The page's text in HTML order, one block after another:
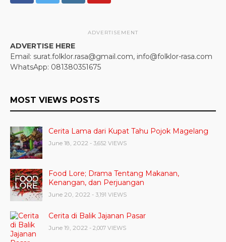
ADVERTISEMENT
ADVERTISE HERE
Email: surat.folklor.rasa@gmail.com, info@folklor-rasa.com
WhatsApp: 081380351675
MOST VIEWS POSTS
Cerita Lama dari Kupat Tahu Pojok Magelang
June 18, 2022 - 3,652 VIEWS
Food Lore; Drama Tentang Makanan,
Kenangan, dan Perjuangan
June 20, 2022 - 3,191 VIEWS
Cerita di Balik Jajanan Pasar
June 19, 2022 - 2,007 VIEWS